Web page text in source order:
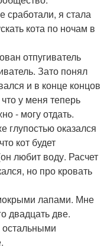
сработали, я стала
кота по ночам в
отпугиватель
Зато понял
и в конце концов
у меня теперь
- могу отдать.
глупостью оказался
кот будет
любит воду. Расчет
но про кровать
лапами. Мне
двадцать две.